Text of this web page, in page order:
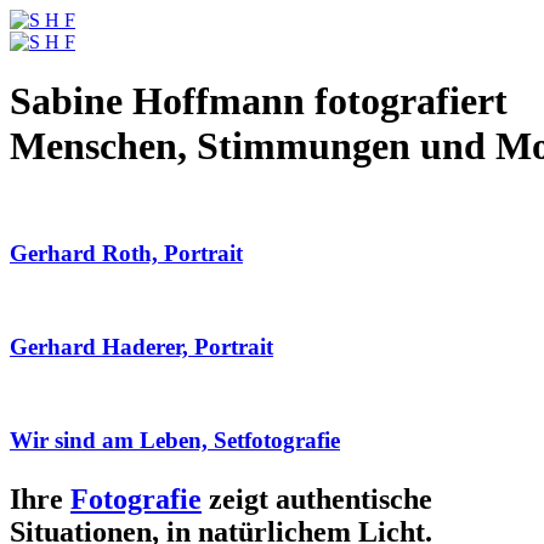
Sabine Hoffmann fotografiert
Menschen, Stimmungen und
Gerhard Roth, Portrait
Gerhard Haderer, Portrait
Wir sind am Leben, Setfotografie
Ihre Fotografie zeigt authentische
Situationen, in natürlichem Licht.